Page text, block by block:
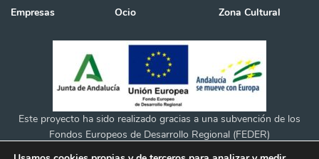
Empresas
Ocio
Zona Cultural
Este proyecto ha sido realizado gracias a una subvención de los
Fondos Europeos de Desarrollo Regional (FEDER)